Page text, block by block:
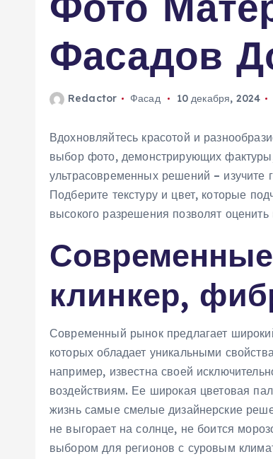
Фасадов
Redactor Фасад 10 декабря, 2024
Вдохновляйтесь красотой и
выбор фото, демонстрирующих фактуры,
ультрасовременных решений –
Подберите текстуру и цвет, которые
высокого разрешения позволят оценить
клинкер,
Современный рынок предлагает
которых обладает уникальными
например, известна своей
воздействиям. Ее широкая цветовая
жизнь самые смелые дизайнерские
не выгорает на солнце, не боится
выбором для регионов с суровым